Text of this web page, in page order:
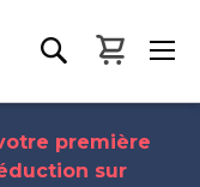
Mon
première
sur